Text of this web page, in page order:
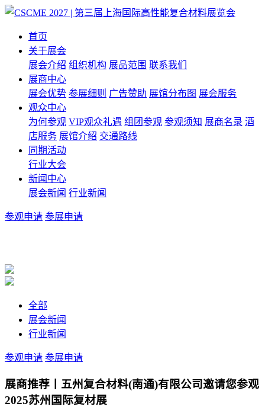
首页
关于展会
展会介绍 组织机构 展品范围 联系我们
展商中心
展会优势 参展细则 广告赞助 展馆分布图 展会服务
观众中心
为何参观 VIP观众礼遇 组团参观 参观须知 展商名录 酒
店服务 展馆介绍 交通路线
同期活动
行业大会
新闻中心
展会新闻 行业新闻
参观申请 参展申请
全部
展会新闻
行业新闻
参观申请 参展申请
展商推荐丨五州复合材料(南通)有限公司邀请您参观
2025苏州国际复材展